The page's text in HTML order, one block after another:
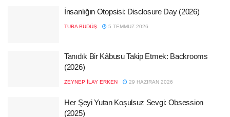
İnsanlığın Otopsisi: Disclosure Day (2026)
TUBA BÜDÜŞ 5 TEMMUZ 2026
Tanıdık Bir Kâbusu Takip Etmek: Backrooms
(2026)
ZEYNEP İLAY ERKEN 29 HAZIRAN 2026
Her Şeyi Yutan Koşulsuz Sevgi: Obsession
(2025)